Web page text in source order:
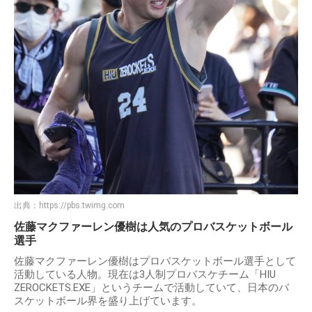
出典： https://pbs.twimg.com
佐藤マクファーレン優樹は人気のプロバスケットボール
選手
佐藤マクファーレン優樹はプロバスケットボール選手として
活動している人物。現在は3人制プロバスケチーム「HIU
ZEROCKETS.EXE」というチームで活動していて、日本のバ
スケットボール界を盛り上げています。